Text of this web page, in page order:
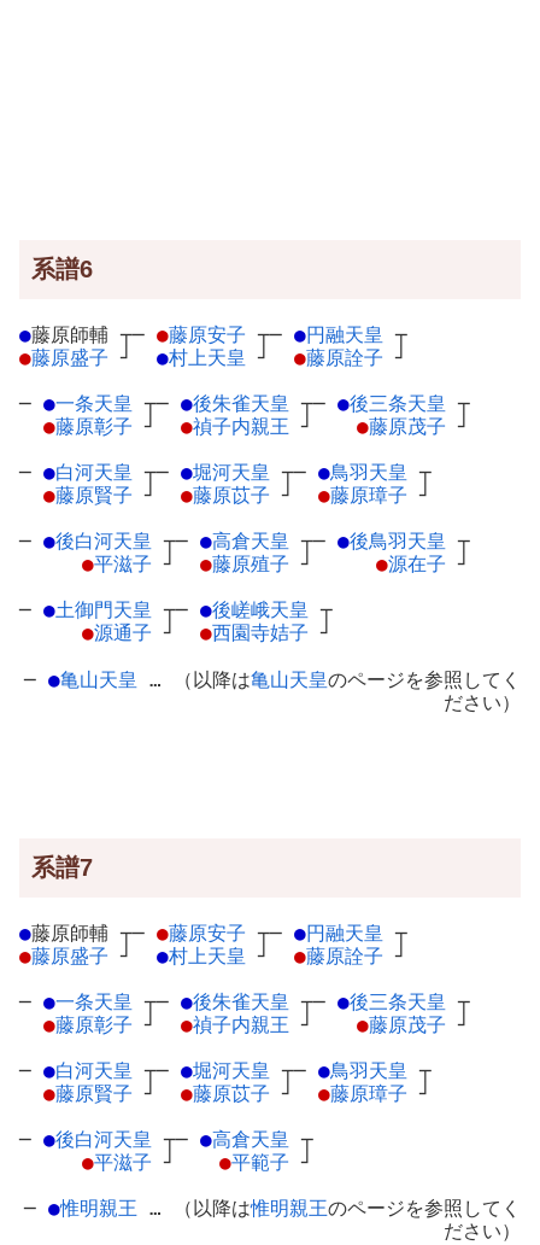
系譜6
●藤原師輔 ┬
●藤原盛子 ┘
─ ●藤原安子 ┬
●村上天皇 ┘
─ ●円融天皇 ┬
●藤原詮子 ┘
─ ●一条天皇 ┬
●藤原彰子 ┘
─ ●後朱雀天皇 ┬
●禎子内親王 ┘
─ ●後三条天皇 ┬
●藤原茂子 ┘
─ ●白河天皇 ┬
●藤原賢子 ┘
─ ●堀河天皇 ┬
●藤原苡子 ┘
─ ●鳥羽天皇 ┬
●藤原璋子 ┘
─ ●後白河天皇 ┬
●平滋子 ┘
─ ●高倉天皇 ┬
●藤原殖子 ┘
─ ●後鳥羽天皇 ┬
●源在子 ┘
─ ●土御門天皇 ┬
●源通子 ┘
─ ●後嵯峨天皇 ┬
●西園寺姞子 ┘
─ ●亀山天皇 … （以降は亀山天皇のページを参照してく
ださい）
系譜7
●藤原師輔 ┬
●藤原盛子 ┘
─ ●藤原安子 ┬
●村上天皇 ┘
─ ●円融天皇 ┬
●藤原詮子 ┘
─ ●一条天皇 ┬
●藤原彰子 ┘
─ ●後朱雀天皇 ┬
●禎子内親王 ┘
─ ●後三条天皇 ┬
●藤原茂子 ┘
─ ●白河天皇 ┬
●藤原賢子 ┘
─ ●堀河天皇 ┬
●藤原苡子 ┘
─ ●鳥羽天皇 ┬
●藤原璋子 ┘
─ ●後白河天皇 ┬
●平滋子 ┘
─ ●高倉天皇 ┬
●平範子 ┘
─ ●惟明親王 … （以降は惟明親王のページを参照してく
ださい）